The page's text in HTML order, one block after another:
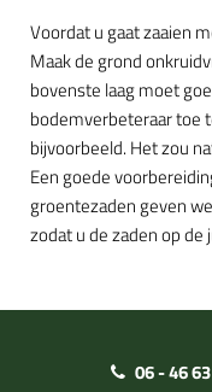
Voordat u gaat zaaien
Maak de grond
bovenste laag moet
bodemverbeteraar toe
bijvoorbeeld. Het zou
Een goede
groentezaden geven
zodat u de zaden op
06 - 46